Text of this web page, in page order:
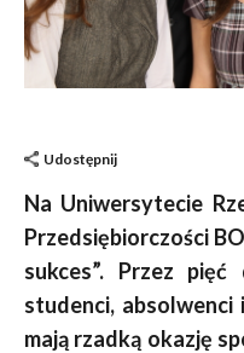
Udostępnij
Na Uniwersytecie
Przedsiębiorczości
sukces”. Przez
studenci, absolwenci
mają rzadką okazję